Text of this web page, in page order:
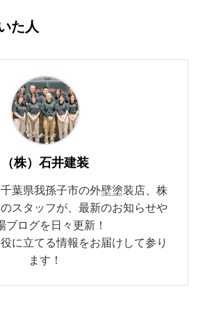
た人
（株）石井建装
葉県我孫子市の外壁塗装店、株
スタッフが、最新のお知らせや
ブログを日々更新！
に立てる情報をお届けして参り
ます！